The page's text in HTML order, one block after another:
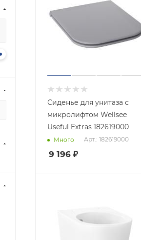
Сиденье для унитаза с
микролифтом Wellsee
Useful Extras 182619000
Много Арт.: 182619000
9 196 ₽